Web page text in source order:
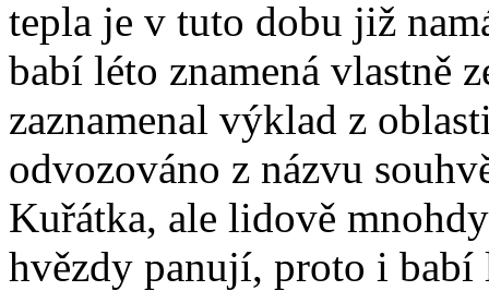
tepla je v tuto dobu již
babí léto znamená vlastně
zaznamenal výklad z
odvozováno z názvu
Kuřátka, ale lidově
hvězdy panují, proto i babí